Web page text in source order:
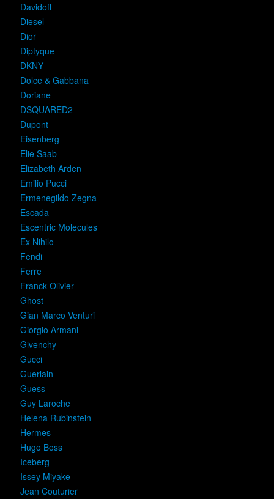
Davidoff
Diesel
Dior
Diptyque
DKNY
Dolce & Gabbana
Doriane
DSQUARED2
Dupont
Eisenberg
Elie Saab
Elizabeth Arden
Emilio Pucci
Ermenegildo Zegna
Escada
Escentric Molecules
Ex Nihilo
Fendi
Ferre
Franck Olivier
Ghost
Gian Marco Venturi
Giorgio Armani
Givenchy
Gucci
Guerlain
Guess
Guy Laroche
Helena Rubinstein
Hermes
Hugo Boss
Iceberg
Issey Miyake
Jean Couturier